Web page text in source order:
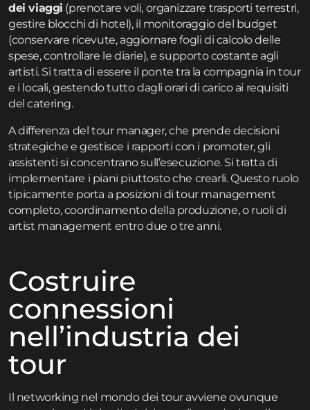
dei viaggi (prenotare voli, organizzare trasporti terrestri,
gestire blocchi di hotel), il monitoraggio del budget
(conservare ricevute, aggiornare fogli di calcolo delle
spese, controllare le diarie), e supporto costante agli
artisti. Si tratta di essere il ponte tra la compagnia in tour
e i locali, gestendo tutto dagli orari di carico ai requisiti
del catering.
A differenza del tour manager, che prende decisioni
strategiche e gestisce i rapporti con i promoter, gli
assistenti si concentrano sull’esecuzione. Si tratta di
implementare i piani piuttosto che crearli. Questo ruolo
tipicamente porta a posizioni di tour management
completo, coordinamento della produzione, o ruoli di
artist management entro due o tre anni.
Costruire
connessioni
nell’industria dei
tour
Il networking nel mondo dei tour avviene ovunque